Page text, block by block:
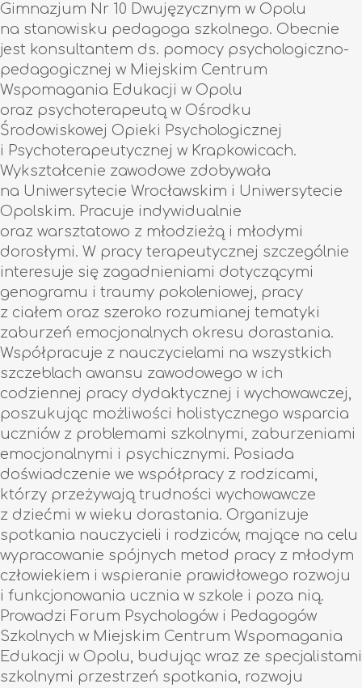
Gimnazjum Nr 10 Dwujęzycznym w Opolu
na stanowisku pedagoga szkolnego. Obecnie
jest konsultantem ds. pomocy psychologiczno-
pedagogicznej w Miejskim Centrum
Wspomagania Edukacji w Opolu
oraz psychoterapeutą w Ośrodku
Środowiskowej Opieki Psychologicznej
i Psychoterapeutycznej w Krapkowicach.
Wykształcenie zawodowe zdobywała
na Uniwersytecie Wrocławskim i Uniwersytecie
Opolskim. Pracuje indywidualnie
oraz warsztatowo z młodzieżą i młodymi
dorosłymi. W pracy terapeutycznej szczególnie
interesuje się zagadnieniami dotyczącymi
genogramu i traumy pokoleniowej, pracy
z ciałem oraz szeroko rozumianej tematyki
zaburzeń emocjonalnych okresu dorastania.
Współpracuje z nauczycielami na wszystkich
szczeblach awansu zawodowego w ich
codziennej pracy dydaktycznej i wychowawczej,
poszukując możliwości holistycznego wsparcia
uczniów z problemami szkolnymi, zaburzeniami
emocjonalnymi i psychicznymi. Posiada
doświadczenie we współpracy z rodzicami,
którzy przeżywają trudności wychowawcze
z dziećmi w wieku dorastania. Organizuje
spotkania nauczycieli i rodziców, mające na celu
wypracowanie spójnych metod pracy z młodym
człowiekiem i wspieranie prawidłowego rozwoju
i funkcjonowania ucznia w szkole i poza nią.
Prowadzi Forum Psychologów i Pedagogów
Szkolnych w Miejskim Centrum Wspomagania
Edukacji w Opolu, budując wraz ze specjalistami
szkolnymi przestrzeń spotkania, rozwoju